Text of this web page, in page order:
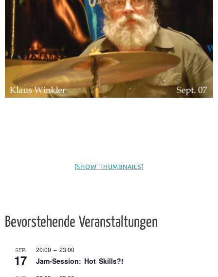
[SHOW THUMBNAILS]
Bevorstehende Veranstaltungen
SEP.
17
20:00 – 23:00
Jam-Session: Hot Skills?!